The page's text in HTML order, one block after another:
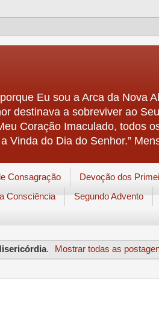
Eu sou a Arca da Nova
destinava a sobreviver ao
Coração Imaculado, todos
do Dia do Senhor.”
Consagração Devoção dos
Consciência Segundo Advento
. Mostrar todas as